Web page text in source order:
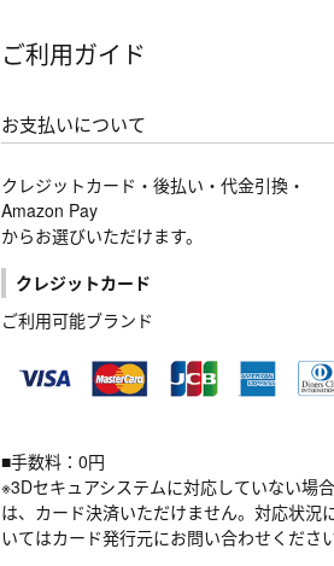
ご利用ガイド
お支払いについて
クレジットカード・後払い・代金引換・
Amazon Pay
からお選びいただけます。
クレジットカード
ご利用可能ブランド
■手数料：0円
※3Dセキュアシステムに対応していない場合
は、カード決済いただけません。対応状況
いてはカード発行元にお問い合わせくださ